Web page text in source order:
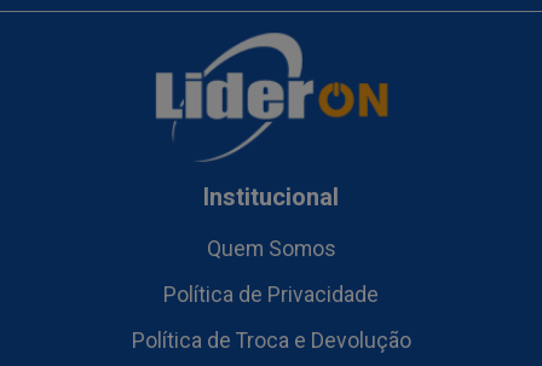
Institucional
Quem Somos
Política de Privacidade
Política de Troca e Devolução